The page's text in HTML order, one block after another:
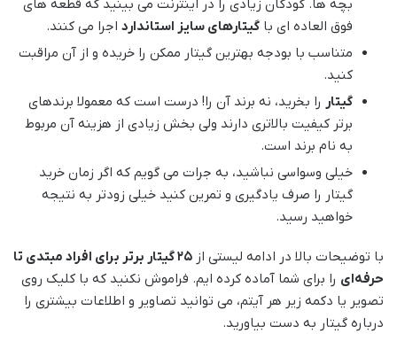
بچه ها. کودکان زیادی را در اینترنت می بینید که قطعه های
فوق العاده ای با گیتارهای سایز استاندارد اجرا می کنند.
متناسب با بودجه بهترین گیتار ممکن را خریده و از آن مراقبت
کنید.
گیتار را بخرید، نه برند آن را! درست است که معمولا برندهای
برتر کیفیت بالاتری دارند ولی بخش زیادی از هزینه آن مربوط
به نام برند است.
خیلی وسواسی نباشید، به جرات می گویم که اگر زمان خرید
گیتار را صرف یادگیری و تمرین کنید خیلی زودتر به نتیجه
خواهید رسید.
با توضیحات بالا در ادامه لیستی از
25 گیتار برتر برای افراد مبتدی تا
حرفه‌ای را برای شما آماده کرده ایم. فراموش نکنید که با کلیک روی
تصویر یا دکمه زیر هر آیتم، می توانید تصاویر و اطلاعات بیشتری را
درباره گیتار به دست بیاورید.